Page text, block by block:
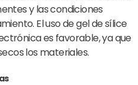
y las condiciones
El uso de gel de sílice
es favorable, ya que
los materiales.